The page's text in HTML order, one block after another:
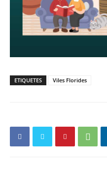
ETIQUETES Viles Florides